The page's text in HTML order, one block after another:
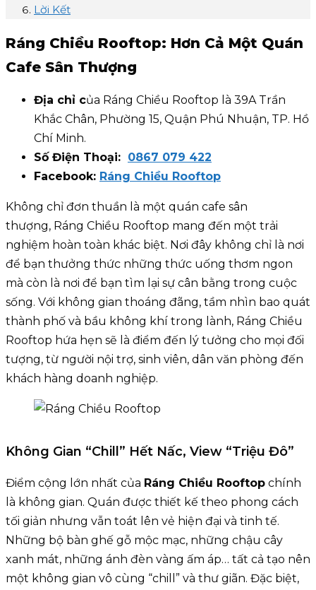
Lời Kết
Ráng Chiều Rooftop: Hơn Cả Một Quán
Cafe Sân Thượng
Địa chỉ của Ráng Chiều Rooftop là 39A Trần
Khắc Chân, Phường 15, Quận Phú Nhuận, TP. Hồ
Chí Minh.
Số Điện Thoại: 0867 079 422
Facebook: Ráng Chiều Rooftop
Không chỉ đơn thuần là một quán cafe sân
thượng, Ráng Chiều Rooftop mang đến một trải
nghiệm hoàn toàn khác biệt. Nơi đây không chỉ là nơi
để bạn thưởng thức những thức uống thơm ngon
mà còn là nơi để bạn tìm lại sự cân bằng trong cuộc
sống. Với không gian thoáng đãng, tầm nhìn bao quát
thành phố và bầu không khí trong lành, Ráng Chiều
Rooftop hứa hẹn sẽ là điểm đến lý tưởng cho mọi đối
tượng, từ người nội trợ, sinh viên, dân văn phòng đến
khách hàng doanh nghiệp.
Không Gian “Chill” Hết Nấc, View “Triệu Đô”
Điểm cộng lớn nhất của Ráng Chiều Rooftop chính
là không gian. Quán được thiết kế theo phong cách
tối giản nhưng vẫn toát lên vẻ hiện đại và tinh tế.
Những bộ bàn ghế gỗ mộc mạc, những chậu cây
xanh mát, những ánh đèn vàng ấm áp… tất cả tạo nên
một không gian vô cùng “chill” và thư giãn. Đặc biệt,